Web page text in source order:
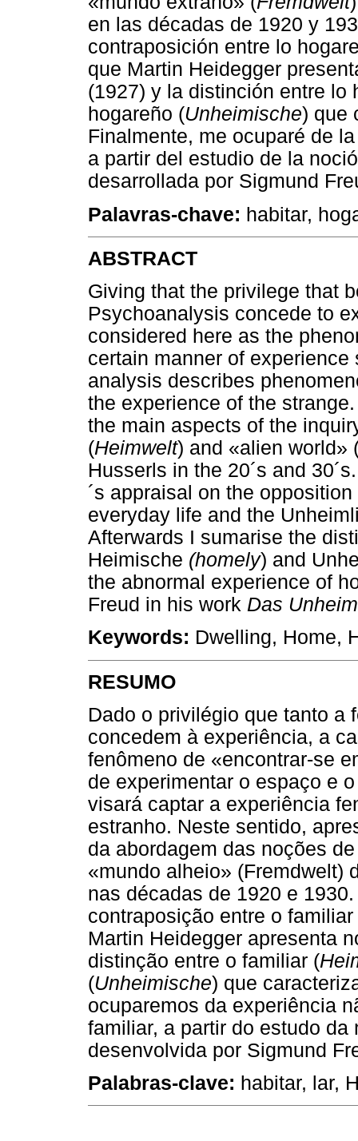
en las décadas de 1920 y
contraposición entre lo
que Martin Heidegger
(1927) y la distinción entre lo
hogareño (Unheimische) que
Finalmente, me ocuparé de
a partir del estudio de la
desarrollada por Sigmund
Palavras-chave: habitar,
ABSTRACT
Giving that the privilege that
Psychoanalysis concede to
considered here as the
certain manner of
analysis describes
the experience of the
the main aspects of the
(Heimwelt) and «alien world»
Husserls in the 20´s and
´s appraisal on the
everyday life and the
Afterwards I sumarise the
Heimische (homely) and
the abnormal experience of
Freud in his work Das
Keywords: Dwelling, Home,
RESUMO
Dado o privilégio que tanto a
concedem à experiência, a
fenômeno de «encontrar-se
de experimentar o espaço e
visará captar a experiência
estranho. Neste sentido,
da abordagem das noções
«mundo alheio» (Fremdwelt)
nas décadas de 1920 e
contraposição entre o
Martin Heidegger apresenta
distinção entre o familiar (
(Unheimische) que
ocuparemos da experiência
familiar, a partir do estudo da
desenvolvida por Sigmund
Palabras-clave: habitar, lar,